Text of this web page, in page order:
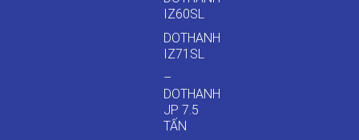
IZ60SL
DOTHANH
IZ71SL
–
DOTHANH
JP 7.5
TẤN